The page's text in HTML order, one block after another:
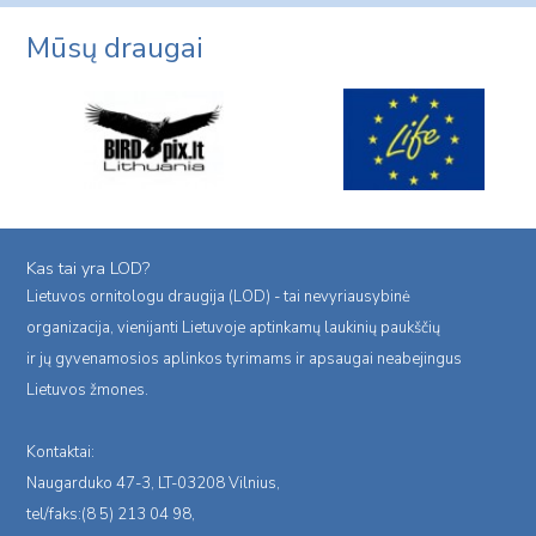
Mūsų draugai
Kas tai yra LOD?
Lietuvos ornitologu draugija (LOD) - tai nevyriausybinė
organizacija, vienijanti Lietuvoje aptinkamų laukinių paukščių
ir jų gyvenamosios aplinkos tyrimams ir apsaugai neabejingus
Lietuvos žmones.
Kontaktai:
Naugarduko 47-3, LT-03208 Vilnius,
tel/faks:(8 5) 213 04 98,